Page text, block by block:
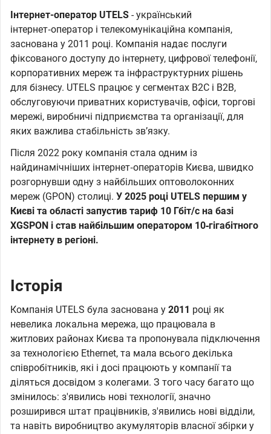
Інтернет-оператор UTELS - український
інтернет‑оператор і телекомунікаційна компанія,
заснована у 2011 році. Компанія надає послуги
фіксованого доступу до інтернету, цифрової телефонії,
корпоративних мереж та інфраструктурних рішень
для бізнесу. UTELS працює у сегментах B2C і B2B,
обслуговуючи приватних користувачів, офіси, торгові
мережі, виробничі підприємства та організації, для
яких важлива стабільність зв’язку.
Після 2022 року компанія стала одним із
найдинамічніших інтернет‑операторів Києва, швидко
розгорнувши одну з найбільших оптоволоконних
мереж (GPON) столиці. У 2025 році UTELS першим у
Києві та області запустив тариф 10 Гбіт/с на базі
XGSPON і став найбільшим оператором 10‑гігабітного
інтернету в регіоні.
Історія
Компанія UTELS була заснована у 2011 році як
невелика локальна мережа, що працювала в
житлових районах Києва та пропонувала підключення
за технологією Ethernet, та мала всього декілька
співробітників, які і досі працюють у компанії та
діляться досвідом з колегами. З того часу багато що
змінилось: з'явились нові технології, значно
розширився штат працівників, з'явились нові відділи,
та навіть виробництво акумуляторів власної збірки у